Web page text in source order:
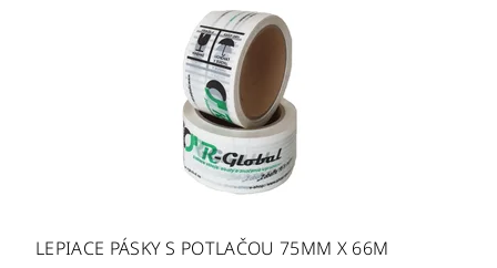
LEPIACE PÁSKY S POTLAČOU 75MM X 66M